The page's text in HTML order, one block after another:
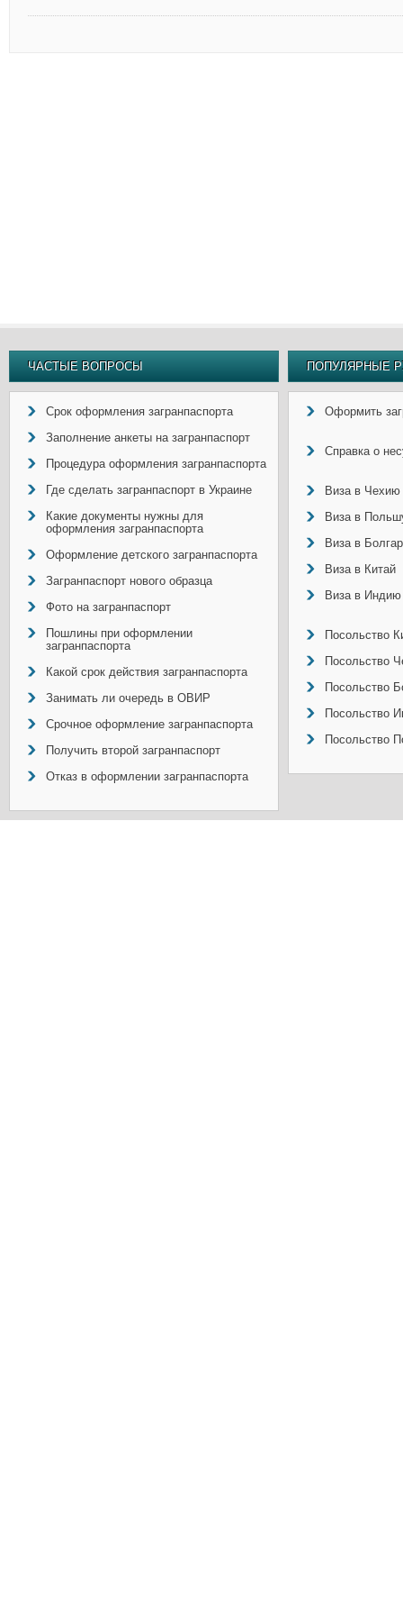
ЧАСТЫЕ ВОПРОСЫ
Срок оформления загранпаспорта
Заполнение анкеты на загранпаспорт
Процедура оформления загранпаспорта
Где сделать загранпаспорт в Украине
Какие документы нужны для
оформления загранпаспорта
Оформление детского загранпаспорта
Загранпаспорт нового образца
Фото на загранпаспорт
Пошлины при оформлении
загранпаспорта
Какой срок действия загранпаспорта
Занимать ли очередь в ОВИР
Срочное оформление загранпаспорта
Получить второй загранпаспорт
Отказ в оформлении загранпаспорта
ПОПУЛЯРНЫЕ
Оформить
Справка о
Виза в Чехию
Виза в
Виза в
Виза в Китай
Виза в Индию
Посольство
Посольство
Посольство
Посольство
Посольство